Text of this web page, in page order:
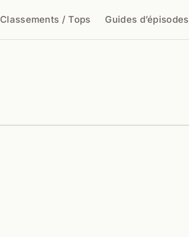
Classements / Tops Guides d’épisodes